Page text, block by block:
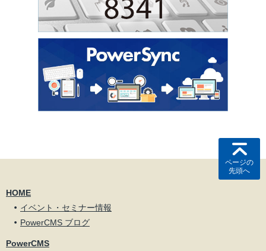
ページの
先頭へ
HOME
イベント・セミナー情報
PowerCMS ブログ
PowerCMS